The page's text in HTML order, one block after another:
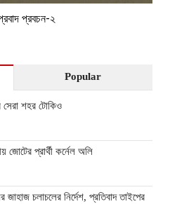
প্রবচন-২
Popular
সেরা শহর টোকিও
জোটের প্রার্থী কর্নেল অলি
জাহাজ চলাচলের নির্দেশ, প্রতিবাদ তাইপের